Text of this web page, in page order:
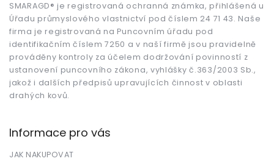
SMARAGD® je registrovaná ochranná známka, přihlášená u
Úřadu průmyslového vlastnictví pod číslem 24 71 43. Naše
firma je registrovaná na Puncovním úřadu pod
identifikačním číslem 7250 a v naší firmě jsou pravidelně
prováděny kontroly za účelem dodržování povinností z
ustanovení puncovního zákona, vyhlášky č.363/2003 Sb.,
jakož i dalších předpisů upravujících činnost v oblasti
drahých kovů.
Informace pro vás
JAK NAKUPOVAT